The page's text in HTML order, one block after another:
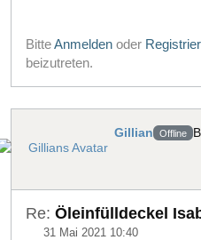
BitteAnmelden oder
beizutreten.
Gillian Offline
Re: Öleinfülldeckel
31 Mai 2021 10:40